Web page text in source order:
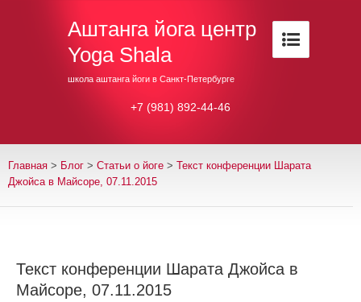
Аштанга йога центр
Yoga Shala
школа аштанга йоги в Санкт-Петербурге
+7 (981) 892-44-46
Главная > Блог > Cтатьи о йоге >
Текст конференции Шарата
Джойса в Майсоре, 07.11.2015
Текст конференции Шарата Джойса в
Майсоре, 07.11.2015